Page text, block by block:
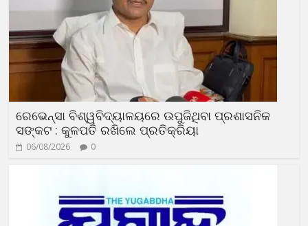
ରେଭେନ୍ସା ବିଶ୍ୱବିଦ୍ୟାଳୟରେ ଉପୁଜିଥିବା ପ୍ରଶାସନିକ
ସଙ୍କଟ : କୁଳପତି ରଖିଲେ ପ୍ରତିକ୍ରିୟା
06/08/2026 0